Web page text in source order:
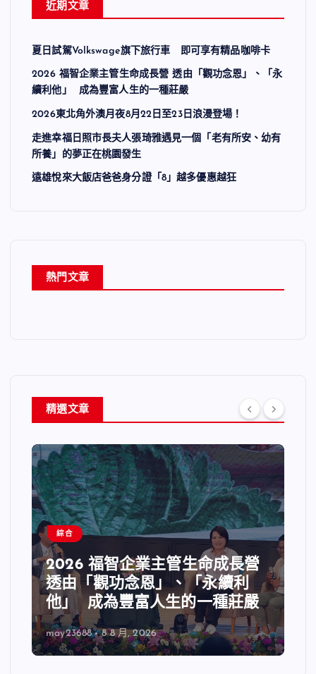
近期文章
夏日試駕Volkswage旗下旅行車 即可享有精品咖啡卡
2026 福智企業主管生命成長營 透由「觀功念恩」、「永
續利他」 成為豐富人生的一種莊嚴
2026東北角外澳月夜8月22日至23日浪漫登場！
走進幸福日照市長夫人張琦雅遇見一個「老有所安、幼有
所養」的夢正在桃園發生
遠雄悅來大飯店爸爸身分證「8」越多優惠越狂
熱門文章
精選文章
綜合
2026 福智企業主管生命成長營
透由「觀功念恩」、「永續利
他」 成為豐富人生的一種莊嚴
may23688 8 8 月, 2026